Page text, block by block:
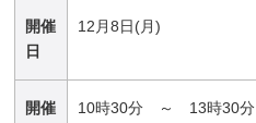
開催
日
12月8日(月)
開催
10時30分 ～ 13時30分